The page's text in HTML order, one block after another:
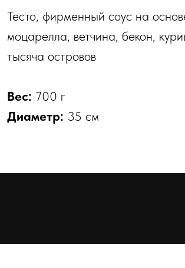
Тесто, фирменный соус на
моцарелла, ветчина, бекон,
тысяча островов
Вес: 700 г
Диаметр: 35 см